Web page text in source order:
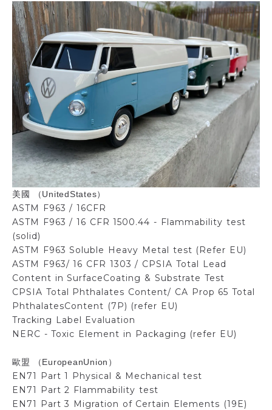
美國 （UnitedStates）
ASTM F963 / 16CFR
ASTM F963 / 16 CFR 1500.44 - Flammability test
(solid)
ASTM F963 Soluble Heavy Metal test (Refer EU)
ASTM F963/ 16 CFR 1303 / CPSIA Total Lead
Content in SurfaceCoating & Substrate Test
CPSIA Total Phthalates Content/ CA Prop 65 Total
PhthalatesContent (7P) (refer EU)
Tracking Label Evaluation
NERC - Toxic Element in Packaging (refer EU)
歐盟 （EuropeanUnion ）
EN71 Part 1 Physical & Mechanical test
EN71 Part 2 Flammability test
EN71 Part 3 Migration of Certain Elements (19E)